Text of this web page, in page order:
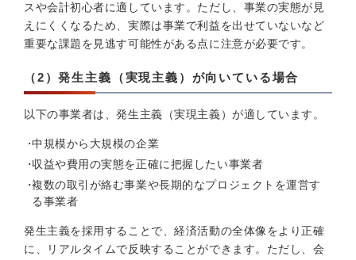
スや会計初心者に適しています。ただし、事業の実態が見
えにくくなるため、実際は事業で利益を出せていないなど
重要な課題を見逃す可能性がある点に注意が必要です。
（2）発生主義（実現主義）が向いている場合
以下の事業者は、発生主義（実現主義）が適しています。
中規模から大規模の企業
収益や費用の実態を正確に把握したい事業者
複数の取引が絡む事業や長期的なプロジェクトを運営す
る事業者
発生主義を採用することで、経済活動の全体像をより正確
に、リアルタイムで反映することができます。ただし、会